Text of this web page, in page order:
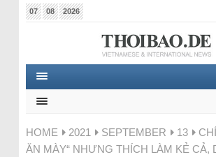
07 08 2026
HOME 2021 SEPTEMBER 13
ĂN MÀY“ NHƯNG THÍCH LÀM KẺ CẢ,